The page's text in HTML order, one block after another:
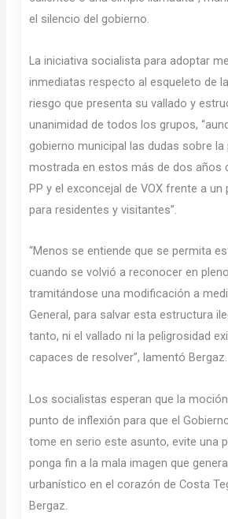
el silencio del gobierno.
La iniciativa socialista para adoptar
inmediatas respecto al esqueleto de
riesgo que presenta su vallado y
unanimidad de todos los grupos,
gobierno municipal las dudas sobre la
mostrada en estos más de dos años
PP y el exconcejal de VOX frente a
para residentes y visitantes”.
“Menos se entiende que se permita
cuando se volvió a reconocer en
tramitándose una modificación a
General, para salvar esta estructura
tanto, ni el vallado ni la peligrosidad
capaces de resolver”, lamentó Bergaz.
Los socialistas esperan que la
punto de inflexión para que el
tome en serio este asunto, evite una
ponga fin a la mala imagen que
urbanístico en el corazón de Costa
Bergaz.